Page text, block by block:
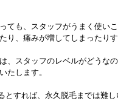
ても、スタッフがうまく使い
り、痛みが増してしまったり
、スタッフのレベルがどうな
たします。
とすれば、永久脱毛までは難し